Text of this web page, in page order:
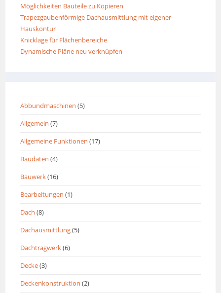
Möglichkeiten Bauteile zu Kopieren
Trapezgaubenförmige Dachausmittlung mit eigener
Hauskontur
Knicklage für Flächenbereiche
Dynamische Pläne neu verknüpfen
Abbundmaschinen (5)
Allgemein (7)
Allgemeine Funktionen (17)
Baudaten (4)
Bauwerk(16)
Bearbeitungen (1)
Dach (8)
Dachausmittlung(5)
Dachtragwerk(6)
Decke(3)
Deckenkonstruktion (2)